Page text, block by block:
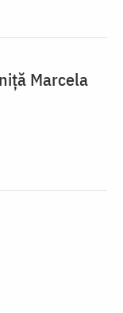
Marcela